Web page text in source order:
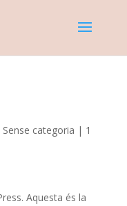
Sense categoria | 1
Aquesta és la